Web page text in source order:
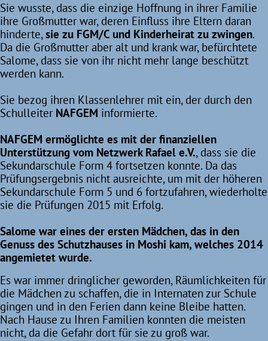
Sie wusste, dass die einzige Hoffnung in ihrer Familie
ihre Großmutter war, deren Einfluss ihre Eltern daran
hinderte,sie zu FGM/C und Kinderheirat zu zwingen.
Da die Großmutter aber alt und krank war, befürchtete
Salome, dass sie von ihr nicht mehr lange beschützt
werden kann.
Sie bezog ihren Klassenlehrer mit ein, der durch den
Schulleiter NAFGEM informierte.
NAFGEM ermöglichte es mit der finanziellen
Unterstützung vom Netzwerk Rafael e.V., dass sie die
Sekundarschule Form 4 fortsetzen konnte. Da das
Prüfungsergebnis nicht ausreichte, um mit der höheren
Sekundarschule Form 5 und 6 fortzufahren, wiederholte
sie die Prüfungen 2015 mit Erfolg.
Salome war eines der ersten Mädchen, das in den
Genuss des Schutzhauses in Moshi kam, welches 2014
angemietet wurde.
Es war immer dringlicher geworden, Räumlichkeiten für
die Mädchen zu schaffen, die in Internaten zur Schule
gingen und in den Ferien dann keine Bleibe hatten.
Nach Hause zu Ihren Familien konnten die meisten
nicht, da die Gefahr dort für sie zu groß war.